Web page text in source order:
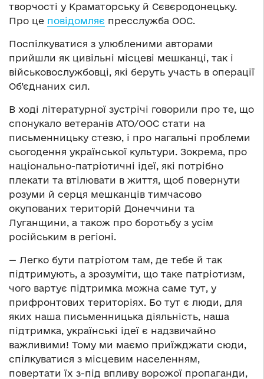
творчості у Краматорську й Сєвєродонецьку.
Про це повідомляє пресслужба ООС.
Поспілкуватися з улюбленими авторами
прийшли як цивільні місцеві мешканці, так і
військовослужбовці, які беруть участь в операції
Об’єднаних сил.
В ході літературної зустрічі говорили про те, що
спонукало ветеранів АТО/ООС стати на
письменницьку стезю, і про нагальні проблеми
сьогодення української культури. Зокрема, про
національно-патріотичні ідеї, які потрібно
плекати та втілювати в життя, щоб повернути
розуми й серця мешканців тимчасово
окупованих територій Донеччини та
Луганщини, а також про боротьбу з усім
російським в регіоні.
— Легко бути патріотом там, де тебе й так
підтримують, а зрозуміти, що таке патріотизм,
чого вартує підтримка можна саме тут, у
прифронтових територіях. Бо тут є люди, для
яких наша письменницька діяльність, наша
підтримка, українські ідеї є надзвичайно
важливими! Тому ми маємо приїжджати сюди,
спілкуватися з місцевим населенням,
повертати їх з-під впливу ворожої пропаганди,